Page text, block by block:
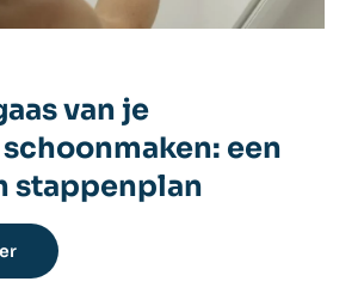
van je
een
stappenplan